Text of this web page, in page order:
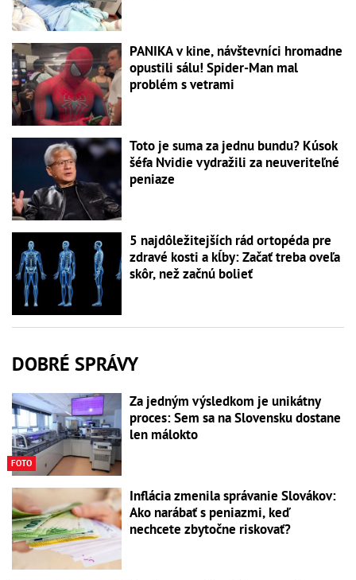
PANIKA v kine, návštevníci hromadne
opustili sálu! Spider-Man mal
problém s vetrami
Toto je suma za jednu bundu? Kúsok
šéfa Nvidie vydražili za neuveriteľné
peniaze
5 najdôležitejších rád ortopéda pre
zdravé kosti a kĺby: Začať treba oveľa
skôr, než začnú bolieť
DOBRÉ SPRÁVY
FOTO
Za jedným výsledkom je unikátny
proces: Sem sa na Slovensku dostane
len málokto
Inflácia zmenila správanie Slovákov:
Ako narábať s peniazmi, keď
nechcete zbytočne riskovať?